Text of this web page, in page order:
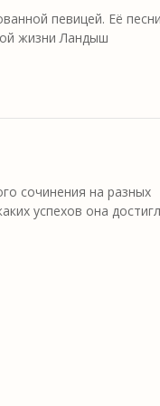
певицей. Её
жизни Ландыш
сочинения на разных
успехов она